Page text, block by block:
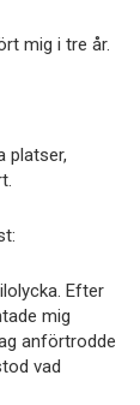
mig i tre år.
platser,
Efter
mig
anförtrodde
vad